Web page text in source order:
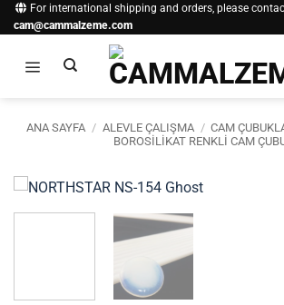
İçeriğe
atla
For international shipping and orders, please
cam@cammalzeme.com
ANA SAYFA / ALEVLE ÇALIŞMA / CAM
BOROSILIKAT RENKLI CAM